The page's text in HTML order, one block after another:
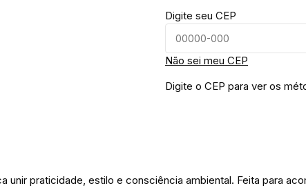
Digite seu CEP
Não sei meu CEP
Digite o CEP para ver os
unir praticidade, estilo e consciência ambiental. Feita para